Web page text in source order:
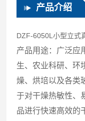
产品介绍
DZF-6050L小型立式
产品用途：广泛应
生、农业科研、环
燥、烘培以及各类
于对干燥热敏性、
品进行快速高效的